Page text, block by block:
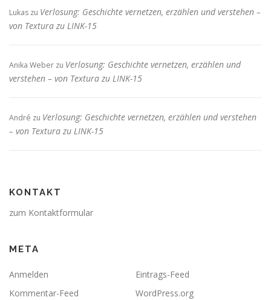
Lukas zu Verlosung: Geschichte vernetzen, erzählen und verstehen –
von Textura zu LINK-15
Anika Weber zu Verlosung: Geschichte vernetzen, erzählen und
verstehen – von Textura zu LINK-15
André zu Verlosung: Geschichte vernetzen, erzählen und verstehen
– von Textura zu LINK-15
KONTAKT
zum Kontaktformular
META
Anmelden
Eintrags-Feed
Kommentar-Feed
WordPress.org